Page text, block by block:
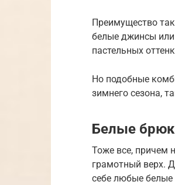
Преимущество
белые джинсы
пастельных
Но подобные
зимнего сезона,
Белые
Тоже все, причем
грамотный верх.
себе любые